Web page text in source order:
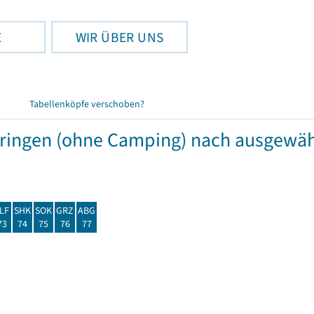
WIR ÜBER UNS
Tabellenköpfe verschoben?
(ohne Camping) nach
SHK
74
SOK
75
GRZ
76
ABG
77